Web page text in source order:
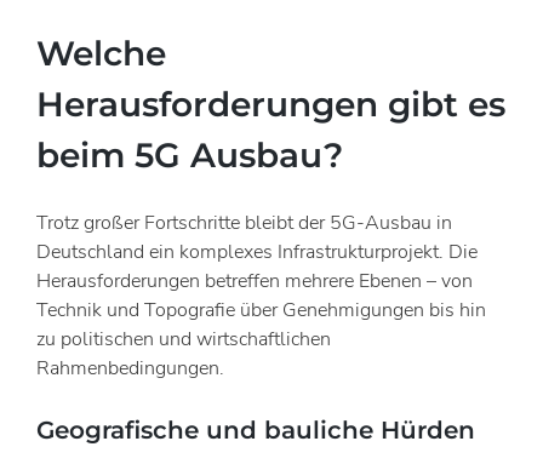
Welche
Herausforderungen gibt es
beim 5G Ausbau?
Trotz großer Fortschritte bleibt der 5G-Ausbau in
Deutschland ein komplexes Infrastrukturprojekt. Die
Herausforderungen betreffen mehrere Ebenen – von
Technik und Topografie über Genehmigungen bis hin
zu politischen und wirtschaftlichen
Rahmenbedingungen.
Geografische und bauliche Hürden